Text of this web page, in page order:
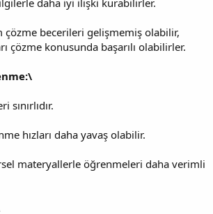
çözme becerileri gelişmemiş olabilir,
çözme konusunda başarılı olabilirler.
sınırlıdır.
hızları daha yavaş olabilir.
materyallerle öğrenmeleri daha verimli